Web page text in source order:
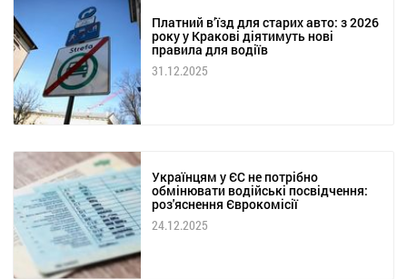
Платний в’їзд для старих авто: з 2026
року у Кракові діятимуть нові
правила для водіїв
31.12.2025
Українцям у ЄС не потрібно
обмінювати водійські посвідчення:
роз'яснення Єврокомісії
24.12.2025